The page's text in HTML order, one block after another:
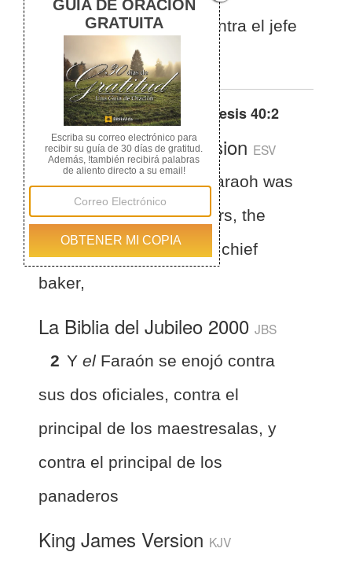
jefe de los coperos y contra el jefe
de los panaderos.
Otras traducciones de Génesis 40:2
English Standard Version ESV
Genesis 40:2 And Pharaoh was
angry with his two officers, the
chief cupbearer and the chief
baker,
La Biblia del Jubileo 2000 JBS
2 Y el Faraón se enojó contra
sus dos oficiales, contra el
principal de los maestresalas, y
contra el principal de los
panaderos
King James Version KJV